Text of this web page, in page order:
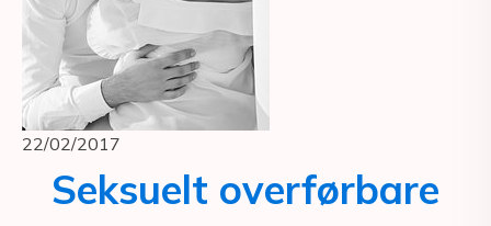
22/02/2017
Seksuelt overførbare